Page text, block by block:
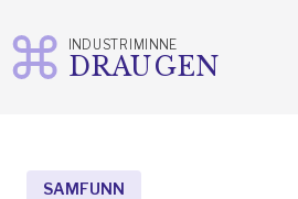
innhold
INDUSTRIMINNE
DRAUGEN
SAMFUNN